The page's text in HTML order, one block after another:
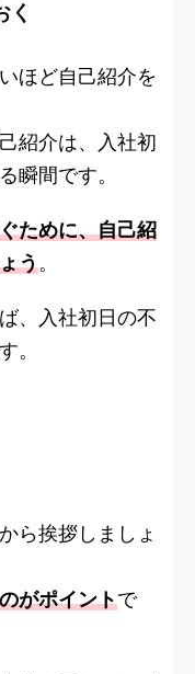
く
ほど自己紹介を
紹介は、入社初
瞬間です。
ために、自己紹
う。
、入社初日の不
。
ら挨拶しましょ
がポイントで